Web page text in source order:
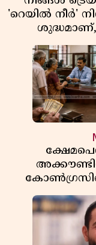
'റെയിൽ നീർ'
ഉണ്ടാക്കുന്നത്?
സിപിഎമ്മിന്?